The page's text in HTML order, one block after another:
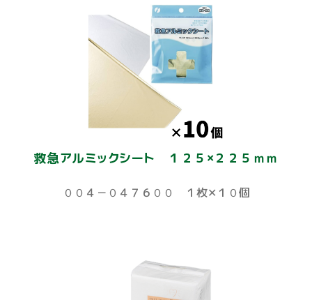
救急アルミックシート １２５×２２５ｍｍ
００４－０４７６００ １枚✕１０個